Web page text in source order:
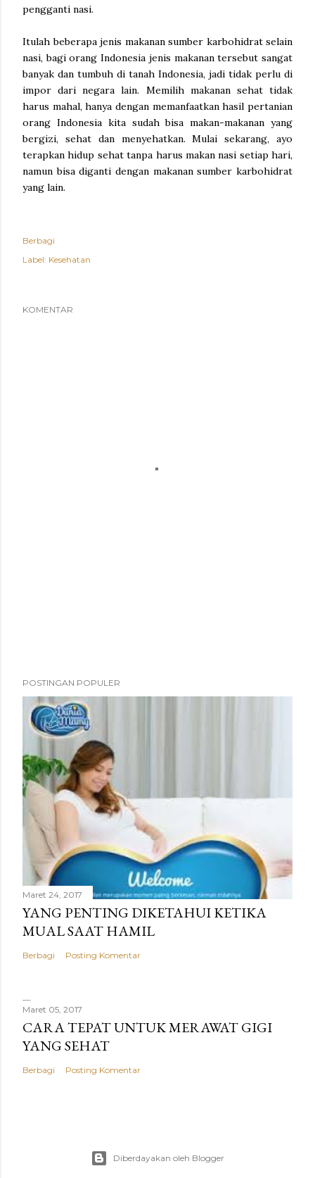
pengganti nasi.
Itulah beberapa jenis makanan sumber karbohidrat selain
nasi, bagi orang Indonesia jenis makanan tersebut sangat
banyak dan tumbuh di tanah Indonesia, jadi tidak perlu di
impor dari negara lain. Memilih makanan sehat tidak
harus mahal, hanya dengan memanfaatkan hasil pertanian
orang Indonesia kita sudah bisa makan-makanan yang
bergizi, sehat dan menyehatkan. Mulai sekarang, ayo
terapkan hidup sehat tanpa harus makan nasi setiap hari,
namun bisa diganti dengan makanan sumber karbohidrat
yang lain.
Berbagi
Label: Kesehatan
KOMENTAR
POSTINGAN POPULER
Maret 24, 2017
YANG PENTING DIKETAHUI KETIKA
MUAL SAAT HAMIL
Berbagi Posting Komentar
Maret 05, 2017
CARA TEPAT UNTUK MERAWAT GIGI
YANG SEHAT
Berbagi Posting Komentar
Diberdayakan oleh Blogger